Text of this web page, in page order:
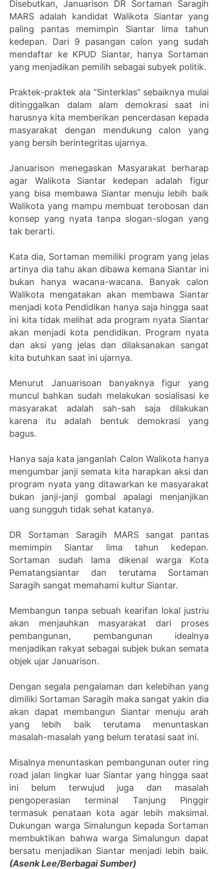
Disebutkan, Januarison DR Sortaman Saragih
MARS adalah kandidat Walikota Siantar yang
paling pantas memimpin Siantar lima tahun
kedepan. Dari 9 pasangan calon yang sudah
mendaftar ke KPUD Siantar, hanya Sortaman
yang menjadikan pemilih sebagai subyek politik.
Praktek-praktek ala “Sinterklas” sebaiknya mulai
ditinggalkan dalam alam demokrasi saat ini
harusnya kita memberikan pencerdasan kepada
masyarakat dengan mendukung calon yang
yang bersih berintegritas ujarnya.
Januarison menegaskan Masyarakat berharap
agar Walikota Siantar kedepan adalah figur
yang bisa membawa Siantar menuju lebih baik
Walikota yang mampu membuat terobosan dan
konsep yang nyata tanpa slogan-slogan yang
tak berarti.
Kata dia, Sortaman memiliki program yang jelas
artinya dia tahu akan dibawa kemana Siantar ini
bukan hanya wacana-wacana. Banyak calon
Walikota mengatakan akan membawa Siantar
menjadi kota Pendidikan hanya saja hingga saat
ini kita tidak melihat ada program nyata Siantar
akan menjadi kota pendidikan. Program nyata
dan aksi yang jelas dan dilaksanakan sangat
kita butuhkan saat ini ujarnya.
Menurut Januarisoan banyaknya figur yang
muncul bahkan sudah melakukan sosialisasi ke
masyarakat adalah sah-sah saja dilakukan
karena itu adalah bentuk demokrasi yang
bagus.
Hanya saja kata janganlah Calon Walikota hanya
mengumbar janji semata kita harapkan aksi dan
program nyata yang ditawarkan ke masyarakat
bukan janji-janji gombal apalagi menjanjikan
uang sungguh tidak sehat katanya.
DR Sortaman Saragih MARS sangat pantas
memimpin Siantar lima tahun kedepan.
Sortaman sudah lama dikenal warga Kota
Pematangsiantar dan terutama Sortaman
Saragih sangat memahami kultur Siantar.
Membangun tanpa sebuah kearifan lokal justriu
akan menjauhkan masyarakat dari proses
pembangunan, pembangunan idealnya
menjadikan rakyat sebagai subjek bukan semata
objek ujar Januarison.
Dengan segala pengalaman dan kelebihan yang
dimiliki Sortaman Saragih maka sangat yakin dia
akan dapat membangun Siantar menuju arah
yang lebih baik terutama menuntaskan
masalah-masalah yang belum teratasi saat ini.
Misalnya menuntaskan pembangunan outer ring
road jalan lingkar luar Siantar yang hingga saat
ini belum terwujud juga dan masalah
pengoperasian terminal Tanjung Pinggir
termasuk penataan kota agar lebih maksimal.
Dukungan warga Simalungun kepada Sortaman
membuktikan bahwa warga Simalungun dapat
bersatu menjadikan Siantar menjadi lebih baik.
(Asenk Lee/Berbagai Sumber)